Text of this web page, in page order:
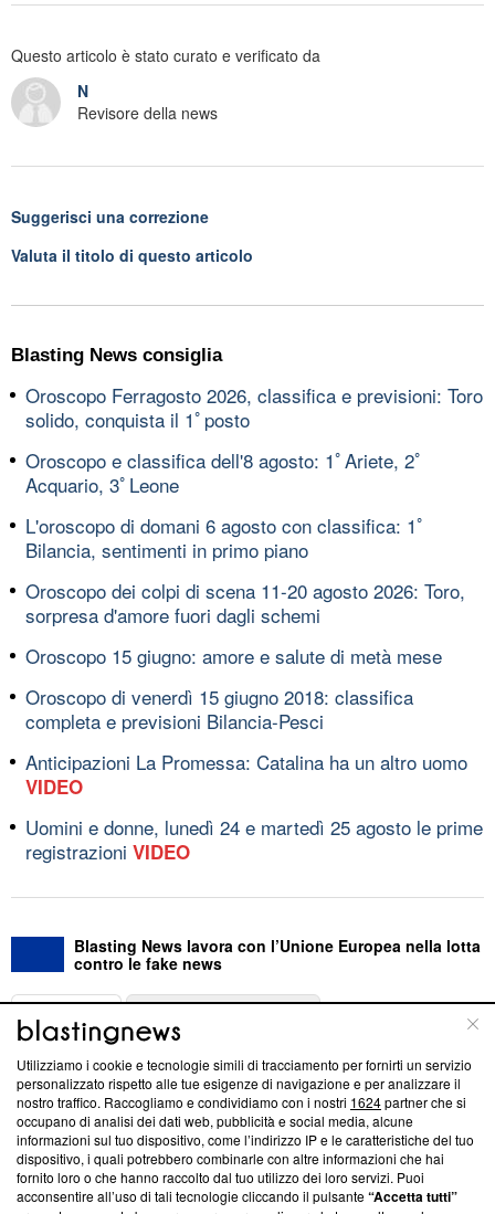
Questo articolo è stato curato e verificato da
N
Revisore della news
Suggerisci una correzione
Valuta il titolo di questo articolo
Blasting News consiglia
Oroscopo Ferragosto 2026, classifica e previsioni: Toro
solido, conquista il 1ﾟposto
Oroscopo e classifica dell'8 agosto: 1ﾟAriete, 2ﾟ
Acquario, 3ﾟLeone
L'oroscopo di domani 6 agosto con classifica: 1ﾟ
Bilancia, sentimenti in primo piano
Oroscopo dei colpi di scena 11-20 agosto 2026: Toro,
sorpresa d'amore fuori dagli schemi
Oroscopo 15 giugno: amore e salute di metà mese
Oroscopo di venerdì 15 giugno 2018: classifica
completa e previsioni Bilancia-Pesci
Anticipazioni La Promessa: Catalina ha un altro uomo
VIDEO
Uomini e donne, lunedì 24 e martedì 25 agosto le prime
registrazioni VIDEO
Blasting News lavora con l’Unione Europea nella lotta
contro le fake news
ABOUT
Questa sezione offre informazioni trasparenti su Blasting
News, sui nostri processi editoriali e su come ci impegniamo a
creare news di qualità. Inoltre, afferma la nostra aderenza a
‘Trust Project - News with Integrity’Blasting News non è
ancora membro del programma, ma ha richiesto di farne
parte; Trust Project non ha ancora effettuato una verifica di
Utilizziamo i cookie e tecnologie simili di tracciamento per fornirti un servizio
personalizzato rispetto alle tue esigenze di navigazione e per analizzare il
nostro traffico. Raccogliamo e condividiamo con i nostri 1624partner che si
occupano di analisi dei dati web, pubblicità e social media, alcune
informazioni sul tuo dispositivo, come l’indirizzo IP e le caratteristiche del tuo
dispositivo, i quali potrebbero combinarle con altre informazioni che hai
fornito loro o che hanno raccolto dal tuo utilizzo dei loro servizi. Puoi
acconsentire all’uso di tali tecnologie cliccando il pulsante“Accetta tutti”